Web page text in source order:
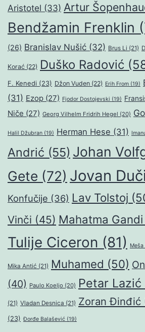
Aristotel (33) Artur
Bendžamin Frenklin
(26) Branislav Nušić (32) Brus Li (21)
Korać (22) Duško Radović
F. Kenedi (23) Džon Vuden (22) Erih From (19)
(31) Ezop (27) Fjodor Dostojevski (19)
Niče (27) Georg Vilhelm Fridrih Hegel (20)
Halil Džubran (19) Herman Hese (31)
Andrić (55) Johan
Gete (72) Jovan
Konfučije (36) Lav Tolstoj
Vinči (45) Mahatma Gandi
Tulije Ciceron (81)
Mika Antić (21) Muhamed (50)
(40) Paulo Koeljo (20) Petar Lazić
(21) Vladan Desnica (21) Zoran Đinđić
(23) Đorđe Balašević (19)